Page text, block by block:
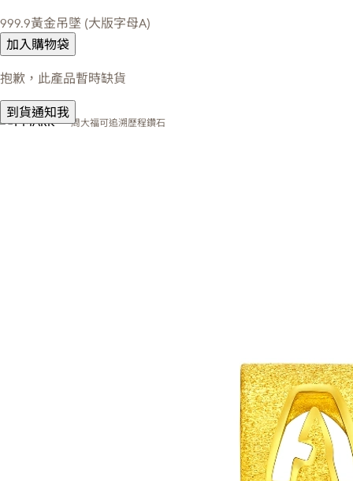
999.9黃金吊墜 (大版字母A)
加入購物袋
抱歉，此產品暫時缺貨
到貨通知我
周大福可追溯歷程鑽石